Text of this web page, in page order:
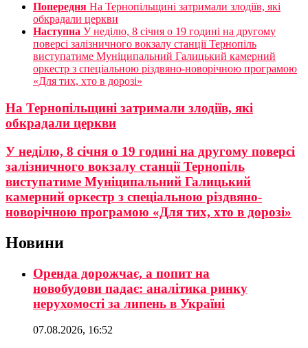
Попередня На Тернопільщині затримали злодіїв, які
обкрадали церкви
Наступна У неділю, 8 січня о 19 годині на другому
поверсі залізничного вокзалу станції Тернопіль
виступатиме Муніципальний Галицький камерний
оркестр з спеціальною різдвяно-новорічною програмою
«Для тих, хто в дорозі»
На Тернопільщині затримали злодіїв, які
обкрадали церкви
У неділю, 8 січня о 19 годині на другому поверсі
залізничного вокзалу станції Тернопіль
виступатиме Муніципальний Галицький
камерний оркестр з спеціальною різдвяно-
новорічною програмою «Для тих, хто в дорозі»
Новини
Оренда дорожчає, а попит на
новобудови падає: аналітика ринку
нерухомості за липень в Україні
07.08.2026, 16:52